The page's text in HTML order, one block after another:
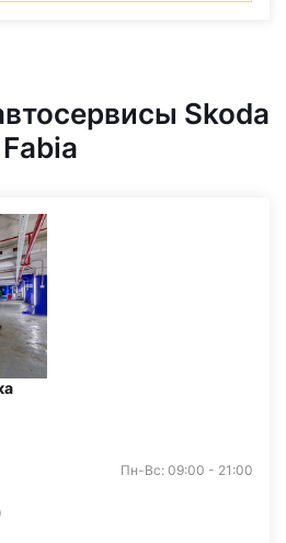
Skoda
Fabia
Пн-Вс: 09:00 - 21:00